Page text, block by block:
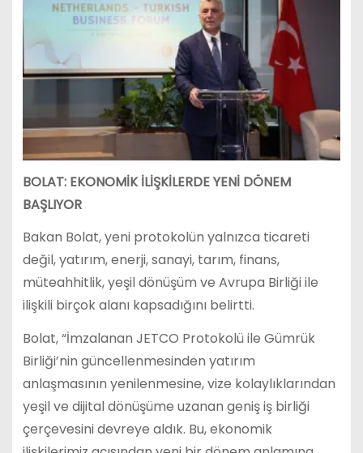
BOLAT: EKONOMİK İLİŞKİLERDE YENİ DÖNEM
BAŞLIYOR
Bakan Bolat, yeni protokolün yalnızca ticareti
değil, yatırım, enerji, sanayi, tarım, finans,
müteahhitlik, yeşil dönüşüm ve Avrupa Birliği ile
ilişkili birçok alanı kapsadığını belirtti.
Bolat, “İmzalanan JETCO Protokolü ile Gümrük
Birliği’nin güncellenmesinden yatırım
anlaşmasının yenilenmesine, vize kolaylıklarından
yeşil ve dijital dönüşüme uzanan geniş iş birliği
çerçevesini devreye aldık. Bu, ekonomik